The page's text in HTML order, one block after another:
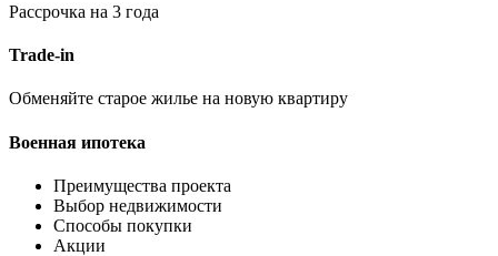
Рассрочка на 3 года
Trade-in
Обменяйте старое жилье на новую квартиру
Военная ипотека
Преимущества проекта
Выбор недвижимости
Способы покупки
Акции